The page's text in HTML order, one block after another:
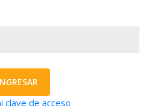
clave de acceso